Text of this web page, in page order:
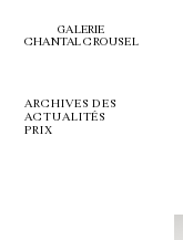
GALERIE
CHANTAL CROUSEL
ARCHIVES DES
ACTUALITÉS
PRIX